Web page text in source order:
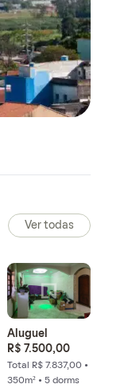
Ver todas
Aluguel
R$ 7.500,00
Total R$ 7.837,00 •
350m² • 5 dorms